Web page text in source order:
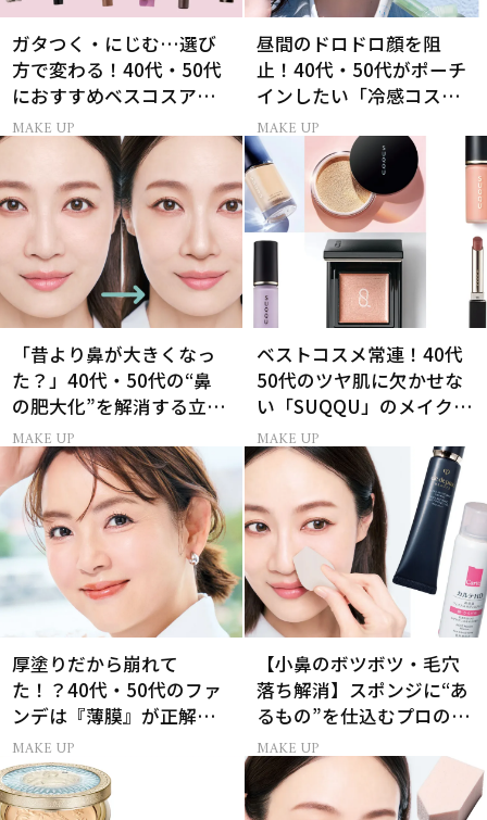
ガタつく・にじむ…選び
方で変わる！40代・50代
におすすめベスコスアイ
ライナー9選
MAKE UP
昼間のドロドロ顔を阻
止！40代・50代がポーチ
インしたい「冷感コス
メ」5選
MAKE UP
「昔より鼻が大きくなっ
た？」40代・50代の“鼻
の肥大化”を解消する立体
小鼻メイク
MAKE UP
ベストコスメ常連！40代
50代のツヤ肌に欠かせな
い「SUQQU」のメイクア
ップ受賞アイテム7選
MAKE UP
厚塗りだから崩れて
た！？40代・50代のファ
ンデは『薄膜』が正解で
した
MAKE UP
【小鼻のボツボツ・毛穴
落ち解消】スポンジに“あ
るもの”を仕込むプロの超
簡単メイクテク
MAKE UP